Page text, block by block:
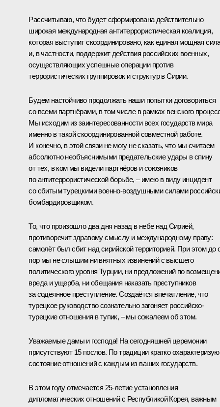
Рассчитываю, что будет сформирована действительно
широкая международная антитеррористическая коалиция,
которая выступит скоординировано, как единая мощная
и, в частности, поддержит действия российских военных,
осуществляющих успешные операции против
террористических группировок и структур в Сирии.
Будем настойчиво продолжать наши попытки договориться
со всеми партнёрами, в том числе в рамках венского
Мы исходим из заинтересованности всех государств мира
именно в такой скоординированной совместной работе.
И конечно, в этой связи не могу не сказать, что мы считаем
абсолютно необъяснимыми предательские удары в спину
от тех, в ком мы видели партнёров и союзников
по антитеррористической борьбе, – имею в виду инцидент
со сбитым турецкими военно-воздушными силами
бомбардировщиком.
То, что произошло два дня назад в небе над Сирией,
противоречит здравому смыслу и международному праву:
самолёт был сбит над сирийской территорией. При этом до
пор мы не слышим ни внятных извинений с высшего
политического уровня Турции, ни предложений по
вреда и ущерба, ни обещания наказать преступников
за содеянное преступление. Создаётся впечатление, что
турецкое руководство сознательно загоняет российско-
турецкие отношения в тупик, – мы сожалеем об этом.
Уважаемые дамы и господа! На сегодняшней церемонии
присутствуют 15 послов. По традиции кратко охарактеризую
состояние отношений с каждым из ваших государств.
В этом году отмечается 25-летие установления
дипломатических отношений с Республикой Корея, важным